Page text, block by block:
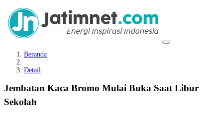
Beranda
Detail
Jembatan Kaca Bromo Mulai Buka Saat Libur
Sekolah ‎